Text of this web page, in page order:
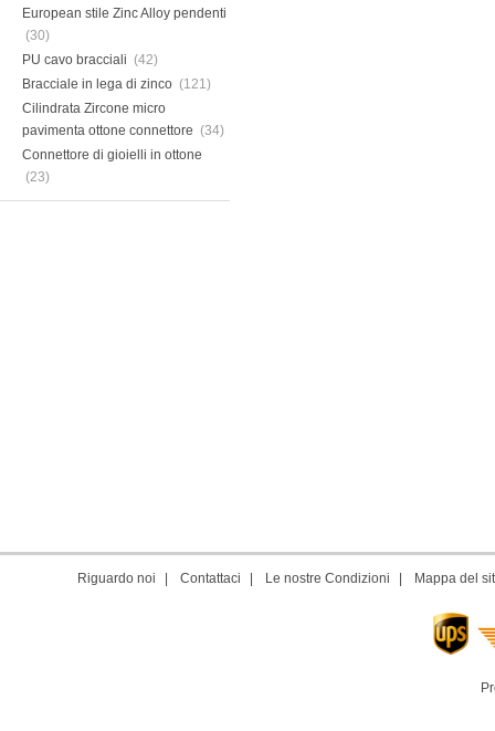
European stile Zinc Alloy pendenti
(30)
PU cavo bracciali (42)
Bracciale in lega di zinco (121)
Cilindrata Zircone micro
pavimenta ottone connettore (34)
Connettore di gioielli in ottone
(23)
Riguardo noi Contattaci Le nostre Condizioni Mappa del